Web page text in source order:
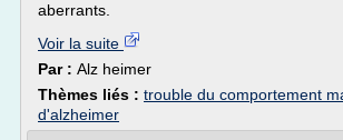
aberrants.
Voir la suite
Par : Alz heimer
Thèmes liés : trouble du comportement
d'alzheimer